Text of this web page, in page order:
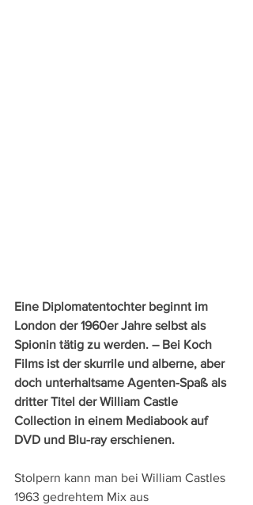
Eine Diplomatentochter beginnt im
London der 1960er Jahre selbst als
Spionin tätig zu werden. – Bei Koch
Films ist der skurrile und alberne, aber
doch unterhaltsame Agenten-Spaß als
dritter Titel der William Castle
Collection in einem Mediabook auf
DVD und Blu-ray erschienen.
Stolpern kann man bei William Castles
1963 gedrehtem Mix aus